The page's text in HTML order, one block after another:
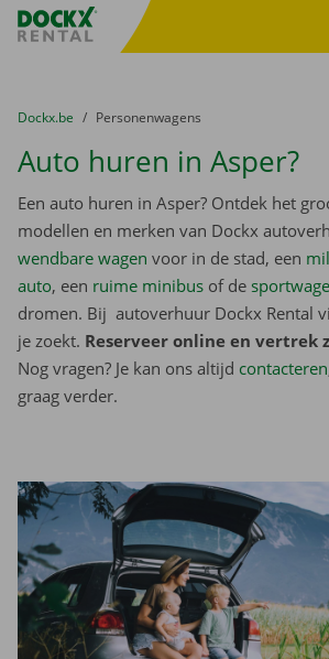
Fratello DEMO
U bevindt zich hier:
van
Dockx.be naar
Personenwagens
Auto huren in Asper?
Een auto huren in Asper? Ontdek het
modellen en merken van Dockx
wendbare wagen voor in de stad, een
auto, een ruime minibus of de
dromen. Bij autoverhuur Dockx Rental
je zoekt. Reserveer online en vertrek
Nog vragen? Je kan ons altijd contacteren
graag verder.